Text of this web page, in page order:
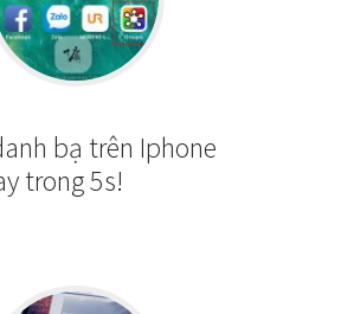
bạ trên Iphone
trong 5s!